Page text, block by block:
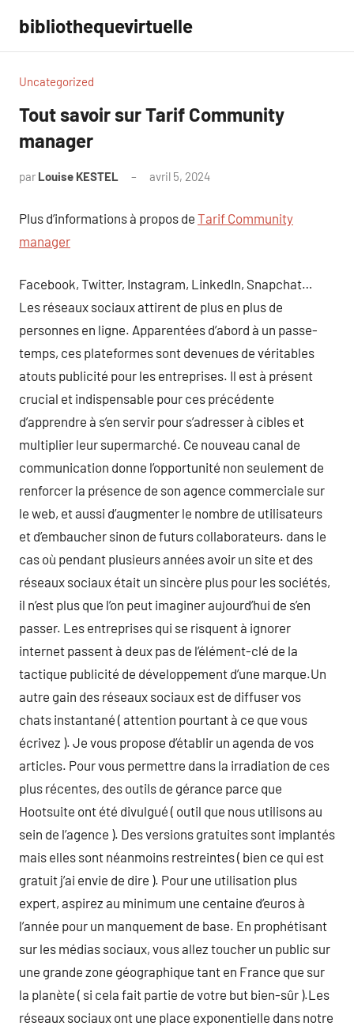
contenu
bibliothequevirtuelle
Uncategorized
Tout savoir sur Tarif Community
manager
par Louise KESTEL avril 5, 2024
Plus d’informations à propos de Tarif Community
manager
Facebook, Twitter, Instagram, LinkedIn, Snapchat…
Les réseaux sociaux attirent de plus en plus de
personnes en ligne. Apparentées d’abord à un passe-
temps, ces plateformes sont devenues de véritables
atouts publicité pour les entreprises. Il est à présent
crucial et indispensable pour ces précédente
d’apprendre à s’en servir pour s’adresser à cibles et
multiplier leur supermarché. Ce nouveau canal de
communication donne l’opportunité non seulement de
renforcer la présence de son agence commerciale sur
le web, et aussi d’augmenter le nombre de utilisateurs
et d’embaucher sinon de futurs collaborateurs. dans le
cas où pendant plusieurs années avoir un site et des
réseaux sociaux était un sincère plus pour les sociétés,
il n’est plus que l’on peut imaginer aujourd’hui de s’en
passer. Les entreprises qui se risquent à ignorer
internet passent à deux pas de l’élément-clé de la
tactique publicité de développement d’une marque.Un
autre gain des réseaux sociaux est de diffuser vos
chats instantané ( attention pourtant à ce que vous
écrivez ). Je vous propose d’établir un agenda de vos
articles. Pour vous permettre dans la irradiation de ces
plus récentes, des outils de gérance parce que
Hootsuite ont été divulgué ( outil que nous utilisons au
sein de l’agence ). Des versions gratuites sont implantés
mais elles sont néanmoins restreintes ( bien ce qui est
gratuit j’ai envie de dire ). Pour une utilisation plus
expert, aspirez au minimum une centaine d’euros à
l’année pour un manquement de base. En prophétisant
sur les médias sociaux, vous allez toucher un public sur
une grande zone géographique tant en France que sur
la planète ( si cela fait partie de votre but bien-sûr ).Les
réseaux sociaux ont une place exponentielle dans notre